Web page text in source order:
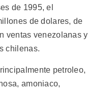
de 1995, el
de dolares, de
ventas venezolanas y
chilenas.
petroleo,
amoniaco,